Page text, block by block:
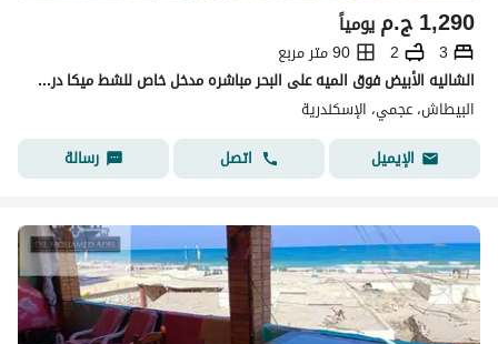
ج.م1,290 يومياً
3
2
90 متر مربع
الشاليه الأبيض فوق الميه على البحر مباشره مدخل خاص للشط ميكا درويش شهر العسل البيطاش العجمي الإسكندرية
البيطاش، عجمي، الإسكندرية
الإيميل
اتصل رسالة